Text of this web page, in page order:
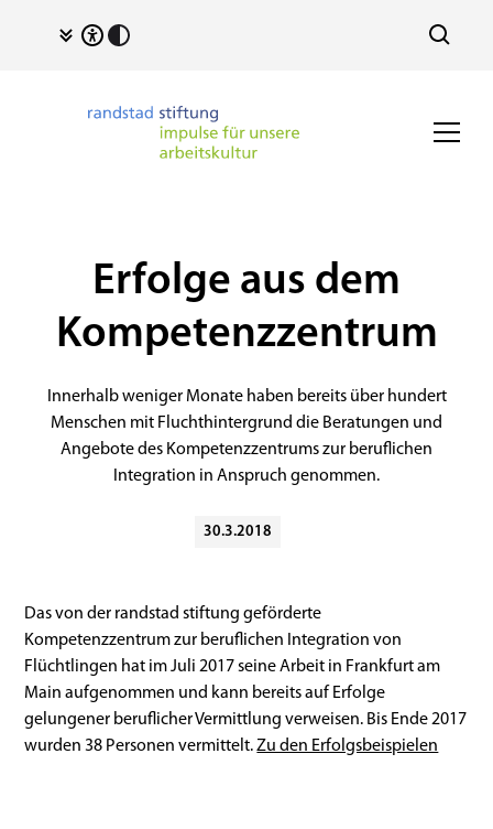
Erfolge aus dem
Kompetenzzentrum
Innerhalb weniger Monate haben bereits über hundert
Menschen mit Fluchthintergrund die Beratungen und
Angebote des Kompetenzzentrums zur beruflichen
Integration in Anspruch genommen.
30.3.2018
Das von der randstad stiftung geförderte
Kompetenzzentrum zur beruflichen Integration von
Flüchtlingen hat im Juli 2017 seine Arbeit in Frankfurt am
Main aufgenommen und kann bereits auf Erfolge
gelungener beruflicher Vermittlung verweisen. Bis Ende 2017
wurden 38 Personen vermittelt.Zu den Erfolgsbeispielen